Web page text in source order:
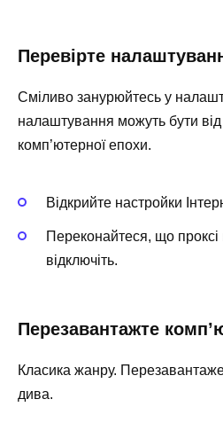
Перевірте
Сміливо занурюйтесь у
налаштування можуть бути від
комп’ютерної епохи.
Відкрийте настройки
Переконайтеся, що
відключіть.
Перезавантажте
Класика жанру.
дива.